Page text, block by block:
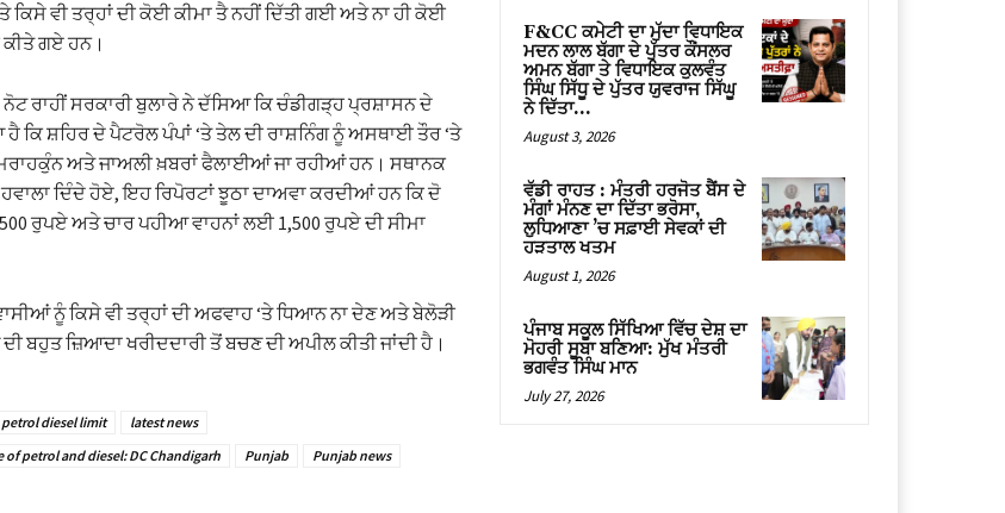
ਕਿਸੇ ਵੀ ਤਰ੍ਹਾਂ ਦੀ ਕੋਈ ਕੀਮਾ ਤੈ ਨਹੀਂ ਦਿੱਤੀ ਗਈ ਅਤੇ ਨਾ ਹੀ ਕੋਈ
ਗਏ ਹਨ।
ਰਾਹੀਂ ਸਰਕਾਰੀ ਬੁਲਾਰੇ ਨੇ ਦੱਸਿਆ ਕਿ ਚੰਡੀਗੜ੍ਹ ਪ੍ਰਸ਼ਾਸਨ ਦੇ
ਸ਼ਹਿਰ ਦੇ ਪੈਟਰੋਲ ਪੰਪਾਂ ‘ਤੇ ਤੇਲ ਦੀ ਰਾਸ਼ਨਿੰਗ ਨੂੰ ਅਸਥਾਈ ਤੌਰ ‘ਤੇ
ਅਤੇ ਜਾਅਲੀ ਖ਼ਬਰਾਂ ਫੈਲਾਈਆਂ ਜਾ ਰਹੀਆਂ ਹਨ। ਸਥਾਨਕ
ਦਿੰਦੇ ਹੋਏ, ਇਹ ਰਿਪੋਰਟਾਂ ਝੂਠਾ ਦਾਅਵਾ ਕਰਦੀਆਂ ਹਨ ਕਿ ਦੋ
ਰੁਪਏ ਅਤੇ ਚਾਰ ਪਹੀਆ ਵਾਹਨਾਂ ਲਈ 1,500 ਰੁਪਏ ਦੀ ਸੀਮਾ
ਨੂੰ ਕਿਸੇ ਵੀ ਤਰ੍ਹਾਂ ਦੀ ਅਫਵਾਹ ‘ਤੇ ਧਿਆਨ ਨਾ ਦੇਣ ਅਤੇ ਬੇਲੋੜੀ
ਬਹੁਤ ਜ਼ਿਆਦਾ ਖਰੀਦਦਾਰੀ ਤੋਂ ਬਚਣ ਦੀ ਅਪੀਲ ਕੀਤੀ ਜਾਂਦੀ ਹੈ।
diesel limit
latest news
of petrol and diesel: DC Chandigarh
Punjab
Punjab news
F&CC ਕਮੇਟੀ ਦਾ ਮੁੱਦਾ ਵਿਧਾਇਕ
ਮਦਨ ਲਾਲ ਬੱਗਾ ਦੇ ਪੁੱਤਰ ਕੌਂਸਲਰ
ਅਮਨ ਬੱਗਾ ਤੇ ਵਿਧਾਇਕ ਕੁਲਵੰਤ
ਸਿੰਘ ਸਿੱਧੂ ਦੇ ਪੁੱਤਰ ਯੁਵਰਾਜ ਸਿੱਘੂ
ਨੇ ਦਿੱਤਾ...
August 3, 2026
ਵੱਡੀ ਰਾਹਤ : ਮੰਤਰੀ ਹਰਜੋਤ ਬੈਂਸ ਦੇ
ਮੰਗਾਂ ਮੰਨਣ ਦਾ ਦਿੱਤਾ ਭਰੋਸਾ,
ਲੁਧਿਆਣਾ ’ਚ ਸਫ਼ਾਈ ਸੇਵਕਾਂ ਦੀ
ਹੜਤਾਲ ਖਤਮ
August 1, 2026
ਪੰਜਾਬ ਸਕੂਲ ਸਿੱਖਿਆ ਵਿੱਚ ਦੇਸ਼ ਦਾ
ਮੋਹਰੀ ਸੂਬਾ ਬਣਿਆ: ਮੁੱਖ ਮੰਤਰੀ
ਭਗਵੰਤ ਸਿੰਘ ਮਾਨ
July 27, 2026